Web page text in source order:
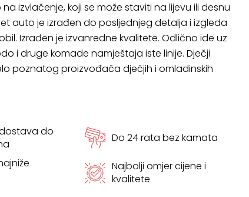
izvlačenje, koji se može staviti na lijevu ili desnu
auto je izrađen do posljednjeg detalja i izgleda
Izrađen je izvanredne kvalitete. Odlično ide uz
i druge komade namještaja iste linije. Dječji
poznatog proizvođača dječjih i omladinskih
do
Do 24 rata bez kamata
Najbolji omjer cijene i
kvalitete